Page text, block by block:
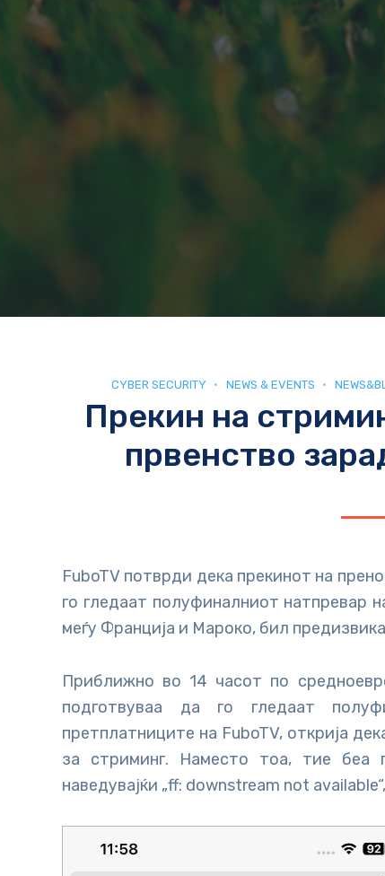
CYBER SECURITY NEWS & EVENTS
Прекин на
првенство
FuboTV потврди дека прекинот на
го гледаат полуфиналниот натпревар
меѓу Франција и Мароко, бил
Приближно во 14 часот по
подготвуваа да го гледаат
претплатниците на FuboTV, открија
за стриминг. Наместо тоа, тие беа
наведувајќи „ff: downstream not